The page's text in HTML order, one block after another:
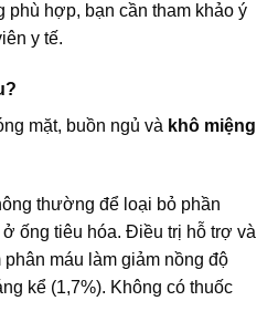
phù hợp, bạn cần tham khảo ý
y tế.
mặt, buồn ngủ và khô miệng
thường để loại bỏ phần
ống tiêu hóa. Điều trị hỗ trợ và
máu làm giảm nồng độ
kể (1,7%). Không có thuốc